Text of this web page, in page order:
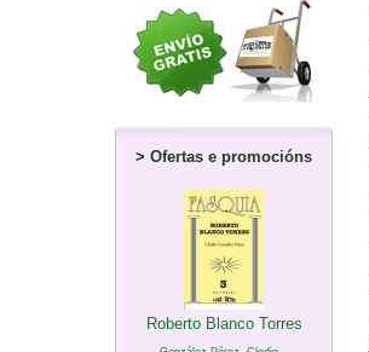
> Ofertas e promocións
Roberto Blanco Torres